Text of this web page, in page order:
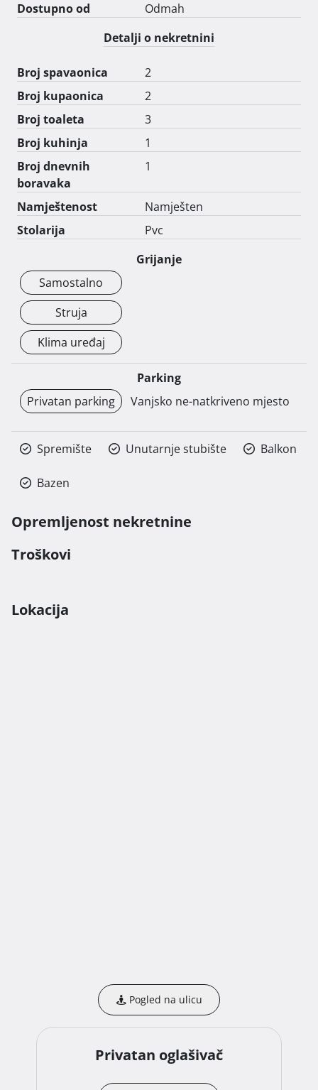
zamrzivačem, štednjakom s kombiniranim uređajem
(pećnica, mikrovalna pećnica i kuhalo na pari) i napom.
Fantastičan pogled na more i prirodu.
Zračne linije do mora cca 600m, a do plaže 12 minuta
pješice
Crikvenica i blizina Selce
Privatna prodaja, molimo agencije da nas ne
kontaktiraju. Po želji kupca moguće je angažiranje
agencije.
Dostupno od
Odmah
Detalji o nekretnini
Broj spavaonica
2
Broj kupaonica
2
Broj toaleta
3
Broj kuhinja
1
Broj dnevnih
boravaka
1
Namještenost
Namješten
Stolarija
Pvc
Grijanje
Samostalno
Struja
Klima uređaj
Parking
Privatan parking
Vanjsko ne-natkriveno mjesto
Spremište Unutarnje stubište Balkon
Bazen
Opremljenost nekretnine
Troškovi
Lokacija
Pogled na ulicu
Privatan oglašivač